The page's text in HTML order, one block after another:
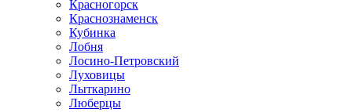
Красногорск
Краснознаменск
Кубинка
Лобня
Лосино-Петровский
Луховицы
Лыткарино
Люберцы